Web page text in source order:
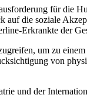
für die
die soziale
Erkrankte der
um zu
von
und der